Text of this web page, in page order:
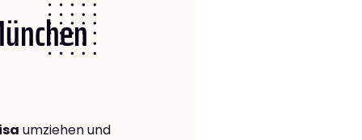
umziehen und